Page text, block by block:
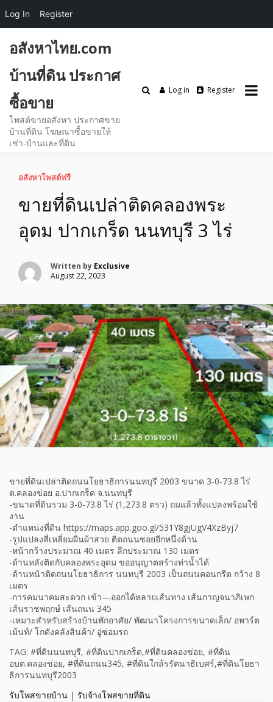
content
อสังหาไทย.com
บ้านที่ดิน ประกาศ
ซื้อขาย
โพสต์ขายอสังหา ประกาศขาย
บ้านที่ดิน โฆษณาซื้อขายให้
เช่า-บ้านและที่ดิน
Log in Register
อสังหาโพสต์ฟรี
ขายที่ดินเปล่าติดคลองพระ
อุดม ปากเกร็ด นนทบุรี 3 ไร่
Written by Exclusive
August 22, 2023
ขายที่ดินเปล่าติดถนนโยธาธิการนนทบุรี 2003 ขนาด 3-0-73.8 ไร่
ต.คลองข่อย อ.ปากเกร็ด จ.นนทบุรี
-ขนาดที่ดินรวม 3-0-73.8 ไร่ (1,273.8 ตรว) ถมแล้วทั้งแปลงพร้อมใช้
งาน
-ตำแหน่งที่ดิน https://maps.app.goo.gl/531Y8gjUgV4XzByj7
-รูปแปลงสี่เหลี่ยมผืนผ้าสวย ติดถนนซอยอีกหนึ่งด้าน
-หน้ากว้างประมาณ 40 เมตร ลึกประมาณ 130 เมตร
-ด้านหลังติดกับคลองพระอุดม ขออนุญาตสร้างท่าน้ำได้
-ด้านหน้าติดถนนโยธาธิการ นนทบุรี 2003 เป็นถนนคอนกรีต กว้าง 8
เมตร
-การคมนาคมสะดวก เข้า—ออกได้หลายเส้นทาง เส้นกาญจนาภิเษก
เส้นราชพฤกษ์ เส้นถนน 345
-เหมาะสำหรับสร้างบ้านพักอาศัย/ พัฒนาโครงการขนาดเล็ก/ อพาร์ต
เม้นท์/ โกดังคลังสินค้า/ อู่ซ่อมรถ
TAG: #ที่ดินนนทบุรี, #ที่ดินปากเกร็ด,#ที่ดินคลองข่อย, #ที่ดิน
อบต.คลองข่อย, #ที่ดินถนน345, #ที่ดินใกล้รรัตนาธิเบศร์,#ที่ดินโยธา
ธิการนนทบุรี2003
รับโพสขายบ้าน | รับจ้างโพสขายที่ดิน
Log In Register